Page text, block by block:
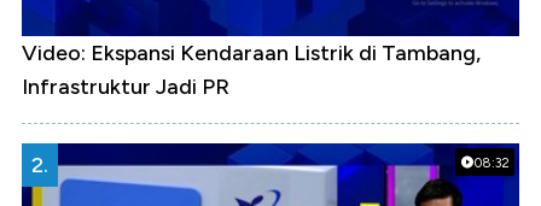
Video: Ekspansi Kendaraan Listrik di Tambang,
Infrastruktur Jadi PR
08:32
2.